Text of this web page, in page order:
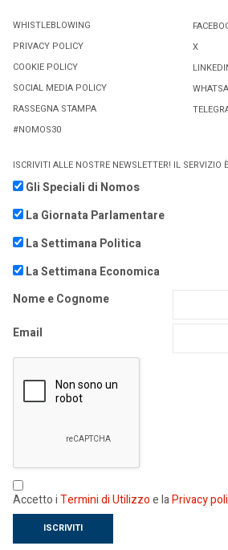
WHISTLEBLOWING
PRIVACY POLICY
COOKIE POLICY
SOCIAL MEDIA POLICY
RASSEGNA STAMPA
#NOMOS30
X
ISCRIVITI ALLE NOSTRE NEWSLETTER! IL SERVIZIO
Gli Speciali di Nomos
La Giornata Parlamentare
La Settimana Politica
La Settimana Economica
Nome e Cognome
Email
Accetto iTermini di Utilizzoe laPrivacy